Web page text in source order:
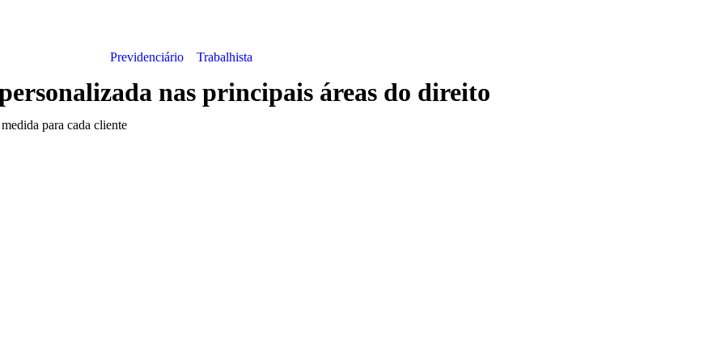
Previdenciário Trabalhista
nas principais áreas do direito
para cada cliente